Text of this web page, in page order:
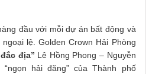
đầu với mỗi dự án bất động và
lệ. Golden Crown Hải Phòng
địa” Lê Hồng Phong – Nguyễn
hải đăng” của Thành phố